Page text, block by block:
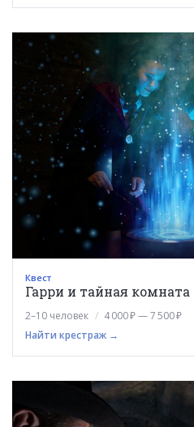
Квест
Гарри и тайная комната
2–10 человек
4 000 ₽ — 7 500 ₽
Найти крестраж →